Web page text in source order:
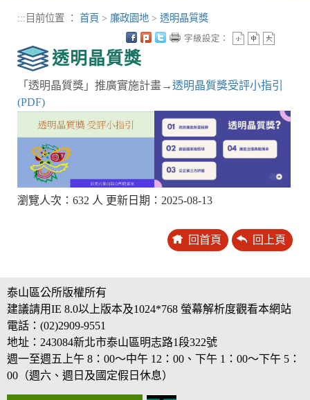
::: 目前位置 ： 首頁 > 廉政園地 > 透明晶質獎
透明晶質獎
字級設定：
「透明晶質獎」推廣實施計畫→透明晶質獎受評小指引
(PDF)
瀏覽人次：632 人 更新日期：2025-08-13
回首頁 回上頁
泰山區公所版權所有
建議請用IE 8.0以上版本及1024*768 螢幕解析度觀看本網站
電話：(02)2909-9551
地址：243084新北市泰山區明志路1段322號
週一至週五上午 8：00～中午 12：00、下午 1：00～下午 5：
00（週六、週日及國定假日休息）